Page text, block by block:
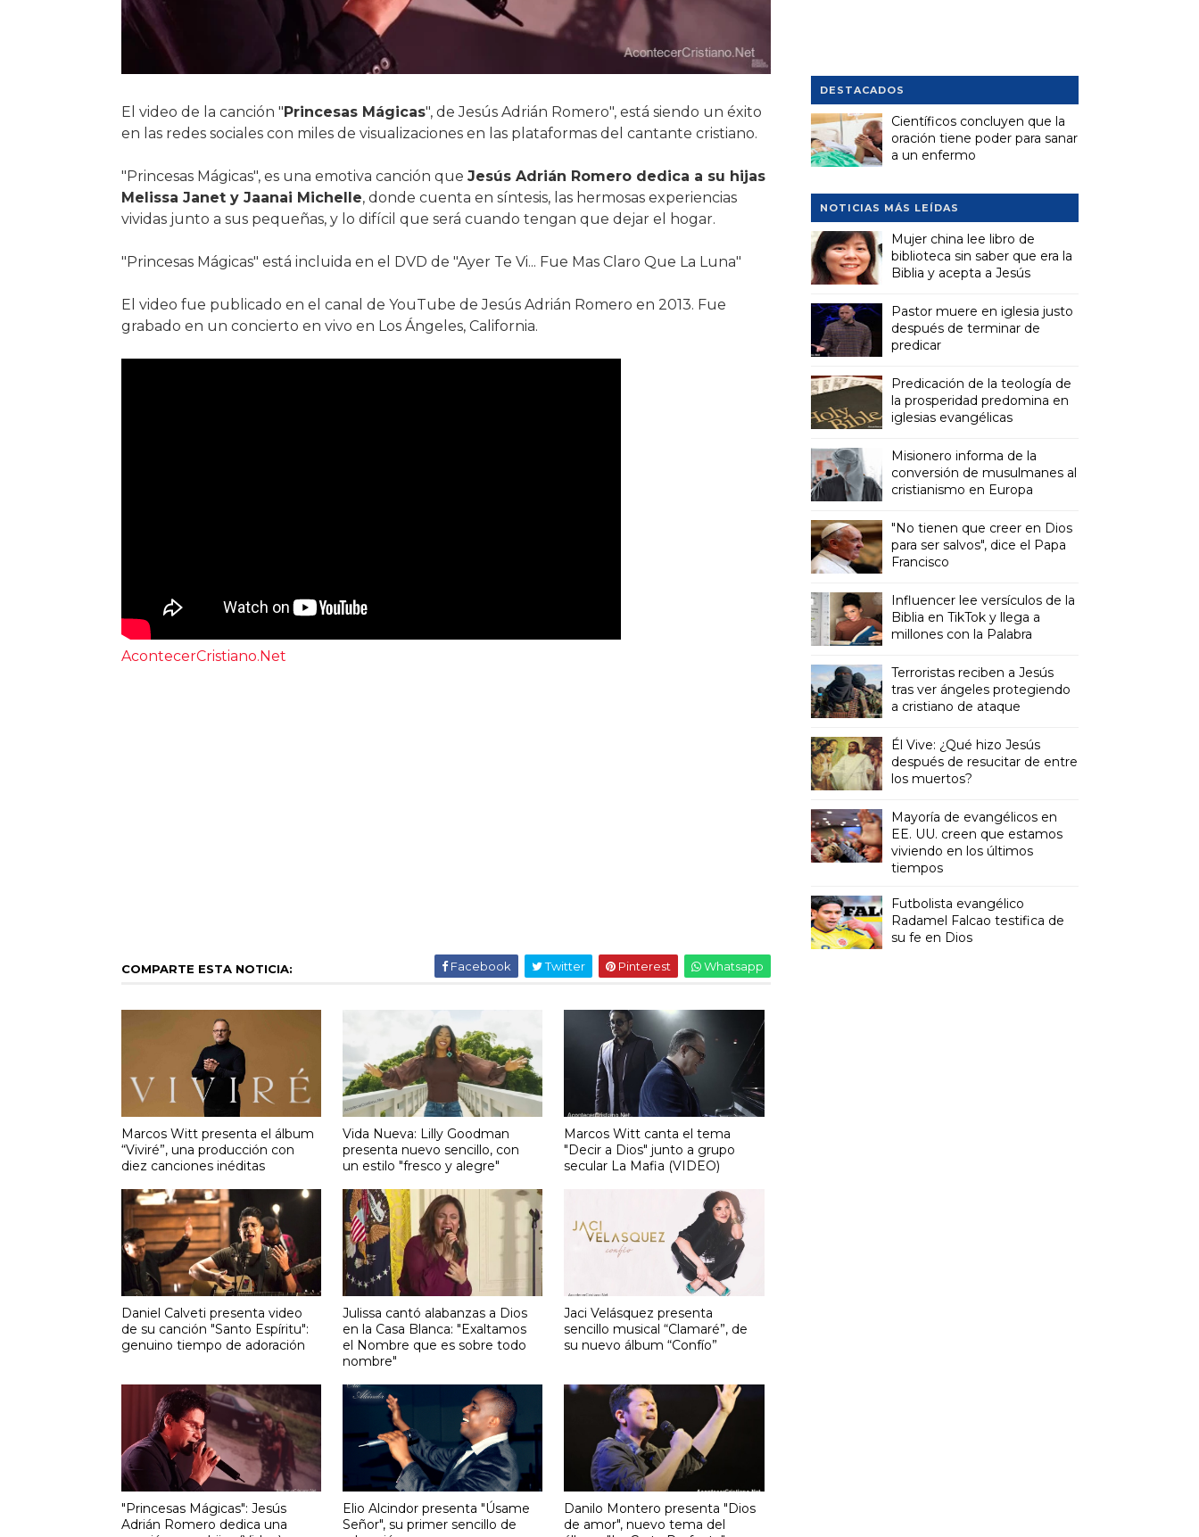
El video de la canción "Princesas Mágicas", de Jesús Adrián Romero", está siendo un éxito
en las redes sociales con miles de visualizaciones en las plataformas del cantante cristiano.
"Princesas Mágicas", es una emotiva canción que Jesús Adrián Romero dedica a su hijas
Melissa Janet y Jaanai Michelle, donde cuenta en síntesis, las hermosas experiencias
vividas junto a sus pequeñas, y lo difícil que será cuando tengan que dejar el hogar.
"Princesas Mágicas" está incluida en el DVD de "Ayer Te Vi... Fue Mas Claro Que La Luna"
El video fue publicado en el canal de YouTube de Jesús Adrián Romero en 2013. Fue
grabado en un concierto en vivo en Los Ángeles, California.
AcontecerCristiano.Net
COMPARTE ESTA NOTICIA: Facebook Twitter Pinterest Whatsapp
Marcos Witt presenta el álbum
“Viviré”, una producción con
diez canciones inéditas
Vida Nueva: Lilly Goodman
presenta nuevo sencillo, con
un estilo "fresco y alegre"
Marcos Witt canta el tema
"Decir a Dios" junto a grupo
secular La Mafia (VIDEO)
Daniel Calveti presenta video
de su canción "Santo Espíritu":
genuino tiempo de adoración
Julissa cantó alabanzas a Dios
en la Casa Blanca: "Exaltamos
el Nombre que es sobre todo
nombre"
Jaci Velásquez presenta
sencillo musical “Clamaré”, de
su nuevo álbum “Confío”
"Princesas Mágicas": Jesús
Adrián Romero dedica una
Elio Alcindor presenta "Úsame
Señor", su primer sencillo de
Danilo Montero presenta "Dios
de amor", nuevo tema del
DESTACADOS
Científicos concluyen que la
oración tiene poder para sanar
a un enfermo
NOTICIAS MÁS LEÍDAS
Mujer china lee libro de
biblioteca sin saber que era la
Biblia y acepta a Jesús
Pastor muere en iglesia justo
después de terminar de
predicar
Predicación de la teología de
la prosperidad predomina en
iglesias evangélicas
Misionero informa de la
conversión de musulmanes al
cristianismo en Europa
"No tienen que creer en Dios
para ser salvos", dice el Papa
Francisco
Influencer lee versículos de la
Biblia en TikTok y llega a
millones con la Palabra
Terroristas reciben a Jesús
tras ver ángeles protegiendo
a cristiano de ataque
Él Vive: ¿Qué hizo Jesús
después de resucitar de entre
los muertos?
Mayoría de evangélicos en
EE. UU. creen que estamos
viviendo en los últimos
tiempos
Futbolista evangélico
Radamel Falcao testifica de
su fe en Dios